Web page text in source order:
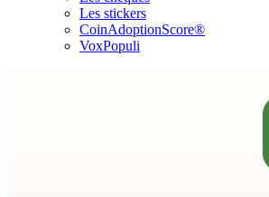
Les stickers
CoinAdoptionScore®
VoxPopuli